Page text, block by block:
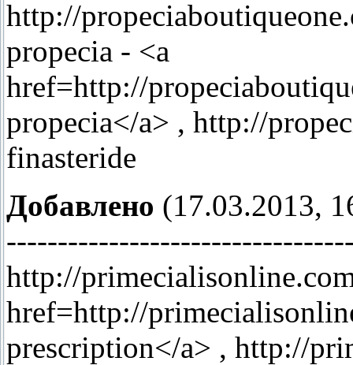
http://
propecia - <a
href=http://
propecia</a> , http://
finasteride
Добавлено (17.03.2013,
http://
href=http://
prescription</a> , http://